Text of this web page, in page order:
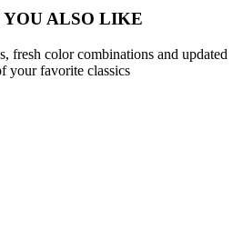
YOU ALSO LIKE
fresh color combinations and updated
your favorite classics